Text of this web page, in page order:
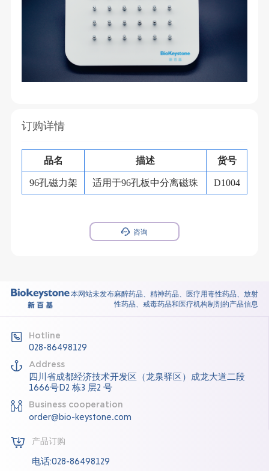
订购详情
品名 描述 货号
96孔磁力架 适用于96孔板中分离磁珠 D1004
咨询
本网站未发布麻醉药品、精神药品、医疗用毒性药品、放射
性药品、戒毒药品和医疗机构制剂的产品信息
Hotline
028-86498129
Address
四川省成都经济技术开发区（龙泉驿区）成龙大道二段
1666号D2 栋3 层2 号
Business cooperation
order@bio-keystone.com
产品订购
电话:028-86498129